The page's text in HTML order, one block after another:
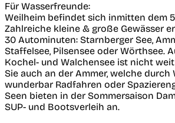
Für Wasserfreunde:
Weilheim befindet sich inmitten dem
Zahlreiche kleine & große Gewässer
30 Autominuten: Starnberger See,
Staffelsee, Pilsensee oder Wörthsee.
Kochel- und Walchensee ist nicht
Sie auch an der Ammer, welche
wunderbar Radfahren oder
Seen bieten in der Sommersaison
SUP- und Bootsverleih an.